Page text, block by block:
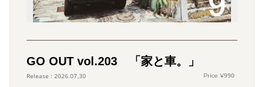
GO OUT vol.203 「家と車。」
2026.07.30 990